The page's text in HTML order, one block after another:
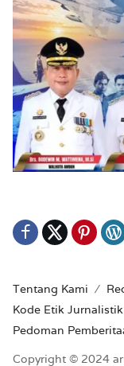
Tentang Kami
Kode Etik Jurnalistik
Pedoman
Copyright © 2024